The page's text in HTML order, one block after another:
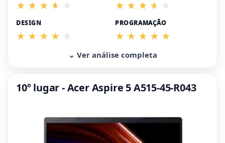
DESIGN PROGRAMAÇÃO
⌄ Ver análise completa
10º lugar - Acer Aspire 5 A515-45-R043